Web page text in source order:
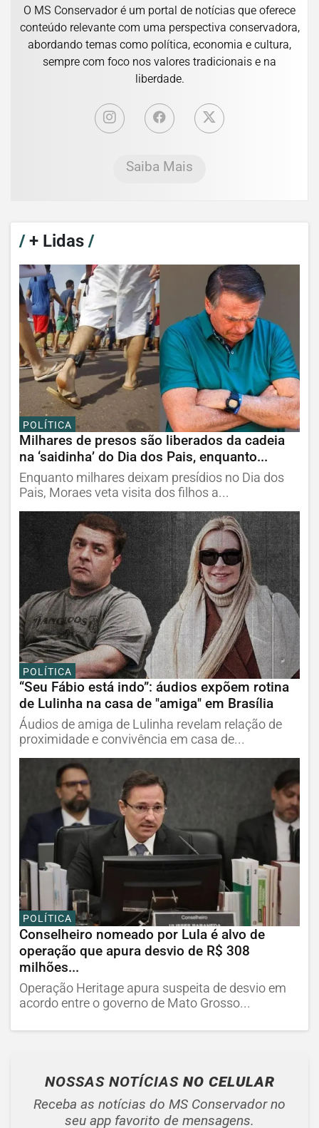
O MS Conservador é um portal de notícias que oferece
conteúdo relevante com uma perspectiva conservadora,
abordando temas como política, economia e cultura,
sempre com foco nos valores tradicionais e na
liberdade.
Saiba Mais
/+ Lidas /
POLÍTICA
Milhares de presos são liberados da cadeia
na ‘saidinha’ do Dia dos Pais, enquanto...
Enquanto milhares deixam presídios no Dia dos
Pais, Moraes veta visita dos filhos a...
POLÍTICA
“Seu Fábio está indo”: áudios expõem rotina
de Lulinha na casa de "amiga" em Brasília
Áudios de amiga de Lulinha revelam relação de
proximidade e convivência em casa de...
POLÍTICA
Conselheiro nomeado por Lula é alvo de
operação que apura desvio de R$ 308
milhões...
Operação Heritage apura suspeita de desvio em
acordo entre o governo de Mato Grosso...
NOSSAS NOTÍCIAS NO CELULAR
Receba as notícias do MS Conservador no
seu app favorito de mensagens.